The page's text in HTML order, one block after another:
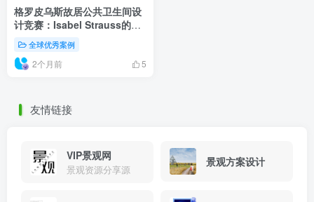
格罗皮乌斯故居公共卫生间设
计竞赛：Isabel Strauss的生
态敏感性与场所精神融合
全球优秀案例
2个月前 5
友情链接
VIP景观网
景观资源分享源
景观方案设计